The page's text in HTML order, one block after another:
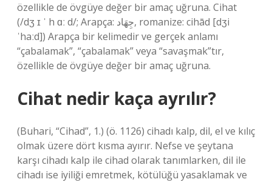
özellikle de övgüye değer bir amaç uğruna. Cihat
(/dʒ ɪ ˈ h ɑː d/; Arapça: جِهَاد‎, romanize: cihād [dʒi
ˈhaːd]) Arapça bir kelimedir ve gerçek anlamı
“çabalamak”, “çabalamak” veya “savaşmak”tır,
özellikle de övgüye değer bir amaç uğruna.
Cihat nedir kaça ayrılır?
(Buhari, “Cihad”, 1.) (ö. 1126) cihadı kalp, dil, el ve kılıç
olmak üzere dört kısma ayırır. Nefse ve şeytana
karşı cihadı kalp ile cihad olarak tanımlarken, dil ile
cihadı ise iyiliği emretmek, kötülüğü yasaklamak ve